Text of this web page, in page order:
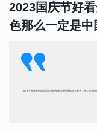
2023国庆节好
色那么一定是中
一组关于国庆节的很好看的又很气质的带字壁纸给大家了，很火的又很